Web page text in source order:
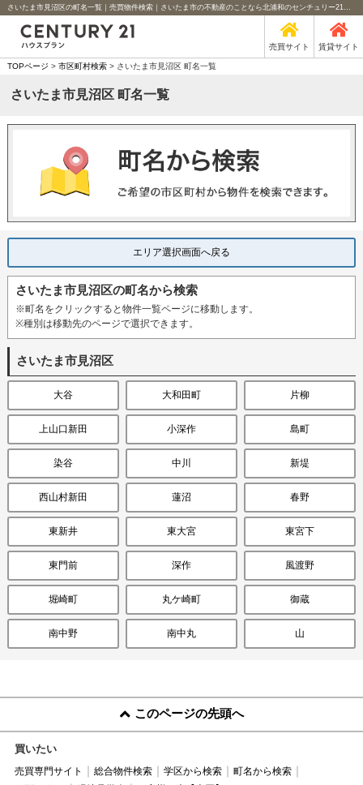
さいたま市見沼区の町名一覧｜売買物件検索｜さいたま市の不動産のことなら北浦和のセンチュリー21ハウスプラン
売買サイト 賃貸サイト
TOPページ > 市区町村検索> さいたま市見沼区 町名一覧
さいたま市見沼区 町名一覧
エリア選択画面へ戻る
さいたま市見沼区の町名から検索
※町名をクリックすると物件一覧ページに移動します。
※種別は移動先のページで選択できます。
さいたま市見沼区
大谷 大和田町 片柳
上山口新田 小深作 島町
染谷 中川 新堤
西山村新田 蓮沼 春野
東新井 東大宮 東宮下
東門前 深作 風渡野
堀崎町 丸ケ崎町 御蔵
南中野 南中丸 山
このページの先頭へ
買いたい
売買専門サイト 総合物件検索 学区から検索
町名から検索